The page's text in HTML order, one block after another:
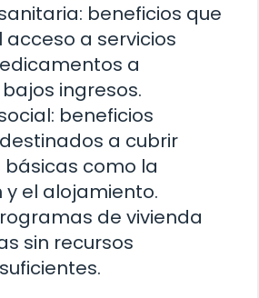
beneficios que
a servicios
a
ingresos.
beneficios
a cubrir
como la
el alojamiento.
de vivienda
sin recursos